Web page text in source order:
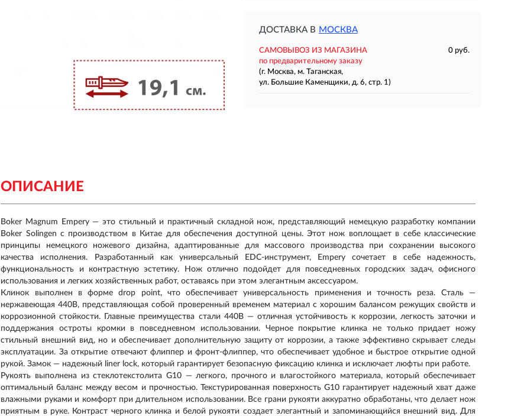
ДОСТАВКА В МОСКВА
САМОВЫВОЗ ИЗ МАГАЗИНА
0 руб.
по предварительному заказу
(г. Москва, м. Таганская,
ул. Большие Каменщики, д. 6, стр. 1)
ОПИСАНИЕ
Boker Magnum Empery — это стильный и практичный складной нож, представляющий немецкую разработку компании
Boker Solingen с производством в Китае для обеспечения доступной цены. Этот нож воплощает в себе классические
принципы немецкого ножевого дизайна, адаптированные для массового производства при сохранении высокого
качества исполнения. Разработанный как универсальный EDC-инструмент, Empery сочетает в себе надежность,
функциональность и контрастную эстетику. Нож отлично подойдет для повседневных городских задач, офисного
использования и легких хозяйственных работ, оставаясь при этом элегантным аксессуаром.
Клинок выполнен в форме drop point, что обеспечивает универсальность применения и точность реза. Сталь —
нержавеющая 440B, представляющая собой проверенный временем материал с хорошим балансом режущих свойств и
коррозионной стойкости. Главные преимущества стали 440B — отличная устойчивость к коррозии, легкость заточки и
поддержания остроты кромки в повседневном использовании. Черное покрытие клинка не только придает ножу
стильный внешний вид, но и обеспечивает дополнительную защиту от коррозии, а также эффективно скрывает следы
эксплуатации. За открытие отвечают флиппер и фронт-флиппер, что обеспечивает удобное и быстрое открытие одной
рукой. Замок — надежный liner lock, который гарантирует безопасную фиксацию клинка и исключает люфты при работе.
Рукоять выполнена из стеклотекстолита G10 — легкого, прочного и влагостойкого материала, который обеспечивает
оптимальный баланс между весом и прочностью. Текстурированная поверхность G10 гарантирует надежный хват даже
влажными руками и комфорт при длительном использовании. Все грани рукояти аккуратно обработаны, что делает нож
приятным в руке. Контраст черного клинка и белой рукояти создает элегантный и запоминающийся внешний вид. Для